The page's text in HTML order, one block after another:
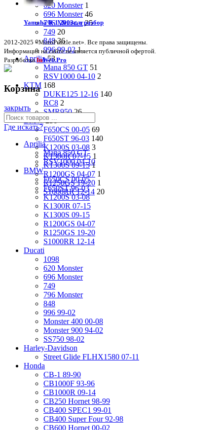
620 Monster 1
696 Monster 46
796 Monster 25
749 20
848 36
996 99-02 1
Aprilia 53
Mana 850 GT 51
RSV1000 04-10 2
KTM 168
DUKE125 12-16 140
RC8 2
SMR950 26
BMW 236
F650CS 00-05 69
F650ST 96-03 140
K1200S 03-08 3
K1300R 07-15 1
K1300S 09-15 1
R1200GS 04-07 1
R1250GS 19-20 1
S1000RR 12-14 20
Yamaha R-1 2003г. в разбор
2012-2025 «MotoPuzzle.net». Все права защищены.
Информация на сайте не является публичной офертой.
РазработкаInWeb.Pro
Корзина
закрыть
Где искать?
Aprilia
Mana 850 GT
RSV1000 04-10
BMW
F650CS 00-05
F650ST 96-03
K1200S 03-08
K1300R 07-15
K1300S 09-15
R1200GS 04-07
R1250GS 19-20
S1000RR 12-14
Ducati
1098
620 Monster
696 Monster
749
796 Monster
848
996 99-02
Monster 400 00-08
Monster 900 94-02
SS750 98-02
Harley-Davidson
Street Glide FLHX1580 07-11
Honda
CB-1 89-90
CB1000F 93-96
CB1000R 09-14
CB250 Hornet 98-99
CB400 SPEC1 99-01
CB400 Super Four 92-98
CB600 Hornet 00-02